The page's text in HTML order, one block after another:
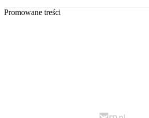
Promowane treści